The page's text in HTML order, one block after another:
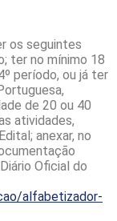
os seguintes
ter no mínimo 18
período, ou já ter
de 20 ou 40
atividades,
anexar, no
Oficial do
alfabetizador-